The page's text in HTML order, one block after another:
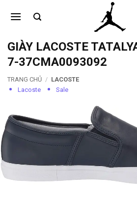
qua
dungGIÀY LACOSTE
7-37CMA0093092
TRANG CHỦ / LACOSTE
Lacoste
Sale